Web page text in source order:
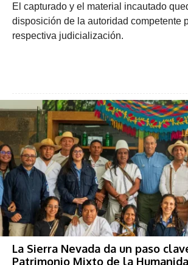
El capturado y el material incautado
disposición de la autoridad competente
respectiva judicialización.
La Sierra Nevada da un paso
Patrimonio Mixto de la